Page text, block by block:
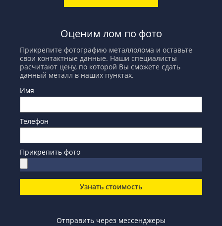
Оценим лом по фото
Прикрепите фотографию металлолома и оставьте
свои контактные данные. Наши специалисты
расчитают цену, по которой Вы сможете сдать
данный металл в наших пунктах.
Имя
Телефон
Прикрепить фото
Узнать стоимость
Отправить через мессенджеры